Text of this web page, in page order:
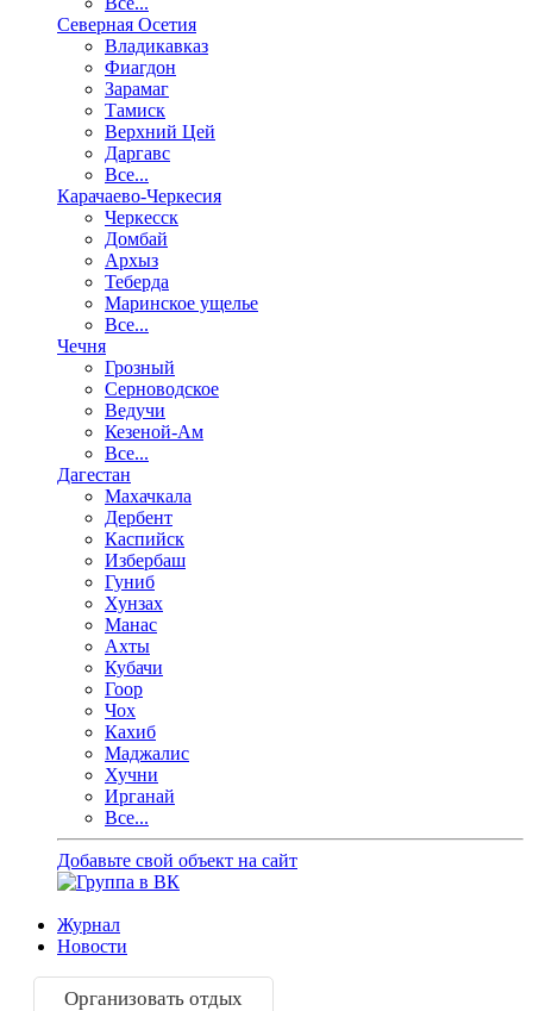
Северная Осетия
Владикавказ
Фиагдон
Зарамаг
Тамиск
Верхний Цей
Даргавс
Все...
Карачаево-Черкесия
Черкесск
Домбай
Архыз
Теберда
Маринское ущелье
Все...
Чечня
Грозный
Серноводское
Ведучи
Кезеной-Ам
Все...
Дагестан
Махачкала
Дербент
Каспийск
Избербаш
Гуниб
Хунзах
Манас
Ахты
Кубачи
Гоор
Чох
Кахиб
Маджалис
Хучни
Ирганай
Все...
Добавьте свой объект на сайт
Журнал
Новости
Организовать отдых